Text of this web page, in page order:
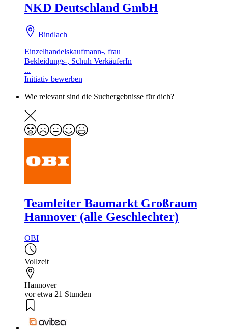
NKD Deutschland GmbH
Bindlach
Einzelhandelskaufmann-, frau
Bekleidungs-, Schuh VerkäuferIn
...
Initiativ bewerben
Wie relevant sind die Suchergebnisse für dich?
Teamleiter Baumarkt Großraum
Hannover (alle Geschlechter)
OBI
Vollzeit
Hannover
vor etwa 21 Stunden